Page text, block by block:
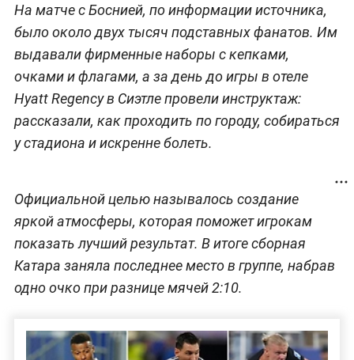
На матче с Боснией, по информации источника,
было около двух тысяч подставных фанатов. Им
выдавали фирменные наборы с кепками,
очками и флагами, а за день до игры в отеле
Hyatt Regency в Сиэтле провели инструктаж:
рассказали, как проходить по городу, собираться
у стадиона и искренне болеть.
Официальной целью называлось создание
яркой атмосферы, которая поможет игрокам
показать лучший результат. В итоге сборная
Катара заняла последнее место в группе, набрав
одно очко при разнице мячей 2:10.